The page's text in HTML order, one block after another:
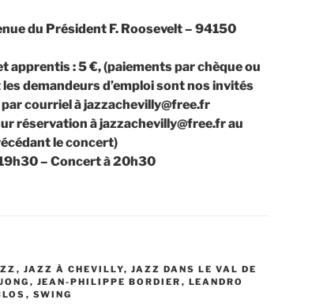
du Président F. Roosevelt – 94150
apprentis : 5 €, (paiements par chèque ou
demandeurs d’emploi sont nos invités
courriel à jazzachevilly@free.fr
réservation à jazzachevilly@free.fr au
le concert)
– Concert à 20h30
, JAZZ À CHEVILLY, JAZZ DANS LE VAL DE
, JEAN-PHILIPPE BORDIER , LEANDRO
, SWING